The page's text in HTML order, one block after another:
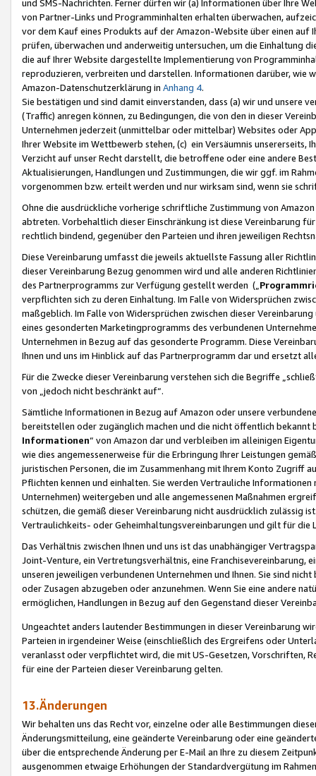
und SMS-Nachrichten. Ferner dürfen wir (a) Informationen über Ihre
von Partner-Links und Programminhalten erhalten überwachen,
vor dem Kauf eines Produkts auf der Amazon-Website über einen
prüfen, überwachen und anderweitig untersuchen, um die Einhaltung
die auf Ihrer Website dargestellte Implementierung von
reproduzieren, verbreiten und darstellen. Informationen darüber, wie
Amazon-Datenschutzerklärung in Anhang 4.
Sie bestätigen und sind damit einverstanden, dass (a) wir und
(Traffic) anregen können, zu Bedingungen, die von den in dieser
Unternehmen jederzeit (unmittelbar oder mittelbar) Websites oder
Ihrer Website im Wettbewerb stehen, (c) ein Versäumnis unsererseits,
Verzicht auf unser Recht darstellt, die betroffene oder eine andere
Aktualisierungen, Handlungen und Zustimmungen, die wir ggf. im
vorgenommen bzw. erteilt werden und nur wirksam sind, wenn sie
Ohne die ausdrückliche vorherige schriftliche Zustimmung von
abtreten. Vorbehaltlich dieser Einschränkung ist diese Vereinbarung
rechtlich bindend, gegenüber den Parteien und ihren jeweiligen
Diese Vereinbarung umfasst die jeweils aktuellste Fassung aller
dieser Vereinbarung Bezug genommen wird und alle anderen
des Partnerprogramms zur Verfügung gestellt werden („
verpflichten sich zu deren Einhaltung. Im Falle von Widersprüchen
maßgeblich. Im Falle von Widersprüchen zwischen dieser
eines gesonderten Marketingprogramms des verbundenen
Unternehmen in Bezug auf das gesonderte Programm. Diese
Ihnen und uns im Hinblick auf das Partnerprogramm dar und ersetzt
Für die Zwecke dieser Vereinbarung verstehen sich die Begriffe
von „jedoch nicht beschränkt auf“.
Sämtliche Informationen in Bezug auf Amazon oder unsere
bereitstellen oder zugänglich machen und die nicht öffentlich
Informationen“ von Amazon dar und verbleiben im alleinigen
wie dies angemessenerweise für die Erbringung Ihrer Leistungen
juristischen Personen, die im Zusammenhang mit Ihrem Konto
Pflichten kennen und einhalten. Sie werden Vertrauliche
Unternehmen) weitergeben und alle angemessenen Maßnahmen
schützen, die gemäß dieser Vereinbarung nicht ausdrücklich zulässig
Vertraulichkeits- oder Geheimhaltungsvereinbarungen und gilt für die
Das Verhältnis zwischen Ihnen und uns ist das unabhängiger
Joint-Venture, ein Vertretungsverhältnis, eine Franchisevereinbarung,
unseren jeweiligen verbundenen Unternehmen und Ihnen. Sie sind
oder Zusagen abzugeben oder anzunehmen. Wenn Sie eine andere
ermöglichen, Handlungen in Bezug auf den Gegenstand dieser
Ungeachtet anders lautender Bestimmungen in dieser Vereinbarung
Parteien in irgendeiner Weise (einschließlich des Ergreifens oder
veranlasst oder verpflichtet wird, die mit US-Gesetzen, Vorschriften,
für eine der Parteien dieser Vereinbarung gelten.
13.Änderungen
Wir behalten uns das Recht vor, einzelne oder alle Bestimmungen
Änderungsmitteilung, eine geänderte Vereinbarung oder eine
über die entsprechende Änderung per E-Mail an Ihre zu diesem
ausgenommen etwaige Erhöhungen der Standardvergütung im